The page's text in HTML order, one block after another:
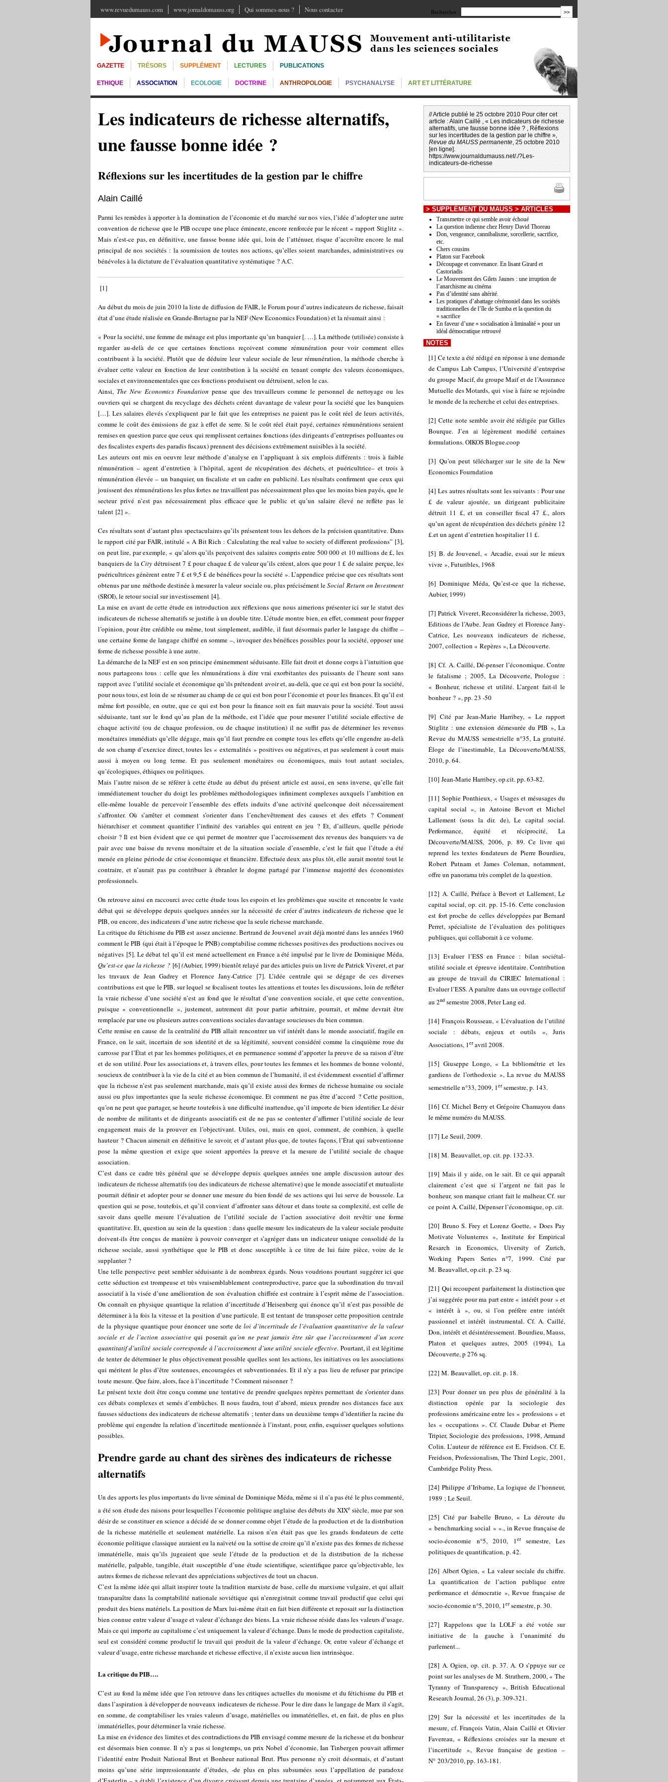
www.revuedumauss.com www.jornaldomauss.org Qui sommes-nous ? Nous contacter Rechercher :
GAZETTE TRÉSORS SUPPLÉMENT LECTURES PUBLICATIONS
ETHIQUE ASSOCIATION ECOLOGIE DOCTRINE ANTHROPOLOGIE PSYCHANALYSE ART ET LITTÉRATURE
Les indicateurs de richesse alternatifs,
une fausse bonne idée ?
Réflexions sur les incertitudes de la gestion par le chiffre
Alain Caillé
Parmi les remèdes à apporter à la domination de l’économie et du marché sur nos vies, l’idée d’adopter une autre
convention de richesse que le PIB occupe une place éminente, encore renforcée par le récent « rapport Stiglitz ».
Mais n’est-ce pas, en définitive, une fausse bonne idée qui, loin de l’atténuer, risque d’accroître encore le mal
principal de nos sociétés : la soumission de toutes nos actions, qu’elles soient marchandes, administratives ou
bénévoles à la dictature de l’évaluation quantitative systématique ? A.C.
[1]
Au début du mois de juin 2010 la liste de diffusion de FAIR, le Forum pour d’autres indicateurs de richesse, faisait
état d’une étude réalisée en Grande-Bretagne par la NEF (New Economics Foundation) et la résumait ainsi :
« Pour la société, une femme de ménage est plus importante qu’un banquier [. …]. La méthode (utilisée) consiste à
regarder au-delà de ce que certaines fonctions reçoivent comme rémunération pour voir comment elles
contribuent à la société. Plutôt que de déduire leur valeur sociale de leur rémunération, la méthode cherche à
évaluer cette valeur en fonction de leur contribution à la société en tenant compte des valeurs économiques,
sociales et environnementales que ces fonctions produisent ou détruisent, selon le cas.
Ainsi, The New Economics Foundation pense que des travailleurs comme le personnel de nettoyage ou les
ouvriers qui se chargent du recyclage des déchets créent davantage de valeur pour la société que les banquiers
[…]. Les salaires élevés s’expliquent par le fait que les entreprises ne paient pas le coût réel de leurs activités,
comme le coût des émissions de gaz à effet de serre. Si le coût réel était payé, certaines rémunérations seraient
remises en question parce que ceux qui remplissent certaines fonctions (des dirigeants d’entreprises polluantes ou
des fiscalistes experts des paradis fiscaux) prennent des décisions extrêmement nuisibles à la société.
Les auteurs ont mis en oeuvre leur méthode d’analyse en l’appliquant à six emplois différents : trois à faible
rémunération – agent d’entretien à l’hôpital, agent de récupération des déchets, et puéricultrice– et trois à
rémunération élevée – un banquier, un fiscaliste et un cadre en publicité. Les résultats confirment que ceux qui
jouissent des rémunérations les plus fortes ne travaillent pas nécessairement plus que les moins bien payés, que le
secteur privé n’est pas nécessairement plus efficace que le public et qu’un salaire élevé ne reflète pas le
talent [2] ».
Ces résultats sont d’autant plus spectaculaires qu’ils présentent tous les dehors de la précision quantitative. Dans
le rapport cité par FAIR, intitulé « A Bit Rich : Calculating the real value to society of different professions” [3],
on peut lire, par exemple, « qu’alors qu’ils perçoivent des salaires compris entre 500 000 et 10 millions de £, les
banquiers de laCity détruisent 7 £ pour chaque £ de valeur qu’ils créent, alors que pour 1 £ de salaire perçue, les
puéricultrices génèrent entre 7 £ et 9,5 £ de bénéfices pour la société ». L’appendice précise que ces résultats sont
obtenus par une méthode destinée à mesurer la valeur sociale ou, plus précisément leSocial Return on Investment
(SROI), le retour social sur investissement [4].
La mise en avant de cette étude en introduction aux réflexions que nous aimerions présenter ici sur le statut des
indicateurs de richesse alternatifs se justifie à un double titre. L’étude montre bien, en effet, comment pour frapper
l’opinion, pour être crédible ou même, tout simplement, audible, il faut désormais parler le langage du chiffre –
une certaine forme de langage chiffré en somme –, invoquer des bénéfices possibles pour la société, opposer une
forme de richesse possible à une autre.
La démarche de la NEF est en son principe éminemment séduisante. Elle fait droit et donne corps à l’intuition que
nous partageons tous : celle que les rémunérations à dire vrai exorbitantes des puissants de l’heure sont sans
rapport avec l’utilité sociale et économique qu’ils prétendent avoir et, au-delà, que ce qui est bon pour la société,
pour nous tous, est loin de se résumer au champ de ce qui est bon pour l’économie et pour les finances. Et qu’il est
même fort possible, en outre, que ce qui est bon pour la finance soit en fait mauvais pour la société. Tout aussi
séduisante, tant sur le fond qu’au plan de la méthode, est l’idée que pour mesurer l’utilité sociale effective de
chaque activité (ou de chaque profession, ou de chaque institution) il ne suffit pas de déterminer les revenus
monétaires immédiats qu’elle dégage, mais qu’il faut prendre en compte tous les effets qu’elle engendre au-delà
de son champ d’exercice direct, toutes les « externalités » positives ou négatives, et pas seulement à court mais
aussi à moyen ou long terme. Et pas seulement monétaires ou économiques, mais tout autant sociales,
qu’écologiques, éthiques ou politiques.
Mais l’autre raison de se référer à cette étude au début du présent article est aussi, en sens inverse, qu’elle fait
immédiatement toucher du doigt les problèmes méthodologiques infiniment complexes auxquels l’ambition en
elle-même louable de percevoir l’ensemble des effets induits d’une activité quelconque doit nécessairement
s’affronter. Où s’arrêter et comment s’orienter dans l’enchevêtrement des causes et des effets ? Comment
hiérarchiser et comment quantifier l’infinité des variables qui entrent en jeu ? Et, d’ailleurs, quelle période
choisir ? Il est bien évident que ce qui permet de montrer que l’accroissement des revenus des banquiers va de
pair avec une baisse du revenu monétaire et de la situation sociale d’ensemble, c’est le fait que l’étude a été
menée en pleine période de crise économique et financière. Effectuée deux ans plus tôt, elle aurait montré tout le
contraire, et n’aurait pas pu contribuer à ébranler le dogme partagé par l’immense majorité des économistes
professionnels.
On retrouve ainsi en raccourci avec cette étude tous les espoirs et les problèmes que suscite et rencontre le vaste
débat qui se développe depuis quelques années sur la nécessité de créer d’autres indicateurs de richesse que le
PIB, ou encore, des indicateurs d’une autre richesse que la seule richesse marchande.
La critique du fétichisme du PIB est assez ancienne. Bertrand de Jouvenel avait déjà montré dans les années 1960
comment le PIB (qui était à l’époque le PNB) comptabilise comme richesses positives des productions nocives ou
négatives [5]. Le débat tel qu’il est mené actuellement en France a été impulsé par le livre de Dominique Méda,
Qu’est-ce que la richesse ? [6](Aubier, 1999) bientôt relayé par des articles puis un livre de Patrick Viveret, et par
les travaux de Jean Gadrey et Florence Jany-Catrice[7]. L’idée centrale qui se dégage de ces diverses
contributions est que le PIB, sur lequel se focalisent toutes les attentions et toutes les discussions, loin de refléter
la vraie richesse d’une société n’est au fond que le résultat d’une convention sociale, et que cette convention,
puisque « conventionnelle », justement, autrement dit pour partie arbitraire, pourrait, et même devrait être
remplacée par une ou plusieurs autres conventions sociales davantage soucieuses du bien commun.
Cette remise en cause de la centralité du PIB allait rencontrer un vif intérêt dans le monde associatif, fragile en
France, on le sait, incertain de son identité et de sa légitimité, souvent considéré comme la cinquième roue du
carrosse par l’État et par les hommes politiques, et en permanence sommé d’apporter la preuve de sa raison d’être
et de son utilité. Pour les associations et, à travers elles, pour toutes les femmes et les hommes de bonne volonté,
soucieux de contribuer à la vie de la cité et au bien commun de l’humanité, il est évidemment essentiel d’affirmer
que la richesse n’est pas seulement marchande, mais qu’il existe aussi des formes de richesse humaine ou sociale
aussi ou plus importantes que la seule richesse économique. Et comment ne pas être d’accord ? Cette position,
qu’on ne peut que partager, se heurte toutefois à une difficulté inattendue, qu’il importe de bien identifier. Le désir
de nombre de militants et de dirigeants associatifs est de ne pas se contenter d’affirmer l’utilité sociale de leur
engagement mais de la prouver en l’objectivant. Utiles, oui, mais en quoi, comment, de combien, à quelle
hauteur ? Chacun aimerait en définitive le savoir, et d’autant plus que, de toutes façons, l’État qui subventionne
pose la même question et exige que soient apportées la preuve et la mesure de l’utilité sociale de chaque
association.
C’est dans ce cadre très général que se développe depuis quelques années une ample discussion autour des
indicateurs de richesse alternatifs (ou des indicateurs de richesse alternative) que le monde associatif et mutualiste
pourrait définir et adopter pour se donner une mesure du bien fondé de ses actions qui lui serve de boussole. La
question qui se pose, toutefois, et qu’il convient d’affronter sans détour et dans toute sa complexité, est celle de
savoir dans quelle mesure l’évaluation de l’utilité sociale de l’action associative doit revêtir une forme
quantitative. Et, question au sein de la question : dans quelle mesure les indicateurs de la valeur sociale produite
doivent-ils être conçus de manière à pouvoir converger et s’agréger dans un indicateur unique consolidé de la
richesse sociale, aussi synthétique que le PIB et donc susceptible à ce titre de lui faire pièce, voire de le
supplanter ?
Une telle perspective peut sembler séduisante à de nombreux égards. Nous voudrions pourtant suggérer ici que
cette séduction est trompeuse et très vraisemblablement contreproductive, parce que la subordination du travail
associatif à la visée d’une amélioration de son évaluation chiffrée est contraire à l’esprit même de l’association.
On connaît en physique quantique la relation d’incertitude d’Heisenberg qui énonce qu’il n’est pas possible de
déterminer à la fois la vitesse et la position d’une particule. Il est tentant de transposer cette proposition centrale
de la physique quantique pour énoncer une sorte deloi d’incertitude de l’évaluation quantitative de la valeur
sociale et de l’action associativequi poseraitqu’on ne peut jamais être sûr que l’accroissement d’un score
quantitatif d’utilité sociale corresponde à l’accroissement d’une utilité sociale effective. Pourtant, il est légitime
de tenter de déterminer le plus objectivement possible quelles sont les actions, les initiatives ou les associations
qui méritent le plus d’être soutenues, encouragées et subventionnées. Et il n’y a pas lieu de refuser par principe
toute mesure. Que faire, alors, face à l’incertitude ? Comment raisonner ?
Le présent texte doit être conçu comme une tentative de prendre quelques repères permettant de s’orienter dans
ces débats complexes et semés d’embûches. Il nous faudra, tout d’abord, mieux prendre nos distances face aux
fausses séductions des indicateurs de richesse alternatifs ; tenter dans un deuxième temps d’identifier la racine du
problème qui engendre la relation d’incertitude mentionnée à l’instant, pour, enfin, esquisser quelques solutions
possibles.
Prendre garde au chant des sirènes des indicateurs de richesse
alternatifs
Un des apports les plus importants du livre séminal de Dominique Méda, même si il n’a pas été le plus commenté,
a été son étude des raisons pour lesquelles l’économie politique anglaise des débuts du XIXe siècle, mue par son
désir de se constituer en science a décidé de se donner comme objet l’étude de la production et de la distribution
de la richesse matérielle et seulement matérielle. La raison n’en était pas que les grands fondateurs de cette
économie politique classique auraient eu la naïveté ou la sottise de croire qu’il n’existe pas des formes de richesse
immatérielle, mais qu’ils jugeaient que seule l’étude de la production et de la distribution de la richesse
matérielle, palpable, tangible, était susceptible d’une étude scientifique, scientifique parce qu’objectivable, les
autres formes de richesse relevant des appréciations subjectives de tout un chacun.
C’est la même idée qui allait inspirer toute la tradition marxiste de base, celle du marxisme vulgaire, et qui allait
transparaître dans la comptabilité nationale soviétique qui n’enregistrait comme travail productif que celui qui
produit des biens matériels. La position de Marx lui-même était en fait bien différente et reposait sur la distinction
bien connue entre valeur d’usage et valeur d’échange des biens. La vraie richesse réside dans les valeurs d’usage.
Mais ce qui importe au capitalisme c’est uniquement la valeur d’échange. Dans le mode de production capitaliste,
seul est considéré comme productif le travail qui produit de la valeur d’échange. Or, entre valeur d’échange et
valeur d’usage, entre richesse marchande et richesse effective, il n’existe aucun lien intrinsèque.
La critique du PIB….
C’est au fond la même idée que l’on retrouve dans les critiques actuelles du monisme et du fétichisme du PIB et
dans l’aspiration à développer de nouveaux indicateurs de richesse. Pour le dire dans le langage de Marx il s’agit,
en somme, de comptabiliser les vraies valeurs d’usage, matérielles ou immatérielles, et, en fait, de plus en plus
immatérielles, pour déterminer la vraie richesse.
La mise en évidence des limites et des contradictions du PIB envisagé comme mesure de la richesse et du bonheur
est désormais bien connue. Il n’y a pas si longtemps, un prix Nobel d’économie, Ian Tinbergen pouvait affirmer
l’identité entre Produit National Brut et Bonheur national Brut. Plus personne n’y croit désormais, et d’autant
moins qu’une série impressionnante d’études, -de plus en plus subsumées sous l’appellation de paradoxe
// Article publié le 25 octobre 2010 Pour citer cet
article :Alain Caillé , « Les indicateurs de richesse
alternatifs, une fausse bonne idée ? , Réflexions
sur les incertitudes de la gestion par le chiffre »,
Revue du MAUSS permanente, 25 octobre 2010
[en ligne].
https://www.journaldumauss.net/./?Les-
indicateurs-de-richesse
> SUPPLÉMENT DU MAUSS > ARTICLES
Transmettre ce qui semble avoir échoué
La question indienne chez Henry David Thoreau
Don, vengeance, cannibalisme, sorcellerie, sacrifice,
etc.
Chers cousins
Platon sur Facebook
Découpage et convenance. En lisant Girard et
Castoriadis
Le Mouvement des Gilets Jaunes : une irruption de
l’anarchisme au cinéma
Pas d’identité sans altérité.
Les pratiques d’abattage cérémoniel dans les sociétés
traditionnelles de l’île de Sumba et la question du
« sacrifice
En faveur d’une « socialisation à liminalité » pour un
idéal démocratique retrouvé
NOTES
[1]Ce texte a été rédigé en réponse à une demande
de Campus Lab Campus, l’Université d’entreprise
du groupe Macif, du groupe Maif et de l’Assurance
Mutuelle des Motards, qui vise à faire se rejoindre
le monde de la recherche et celui des entreprises.
[2]Cette note semble avoir été rédigée par Gilles
Bourque. J’en ai légèrement modifié certaines
formulations. OIKOS Blogue.coop
[3] Qu’on peut télécharger sur le site de la New
Economics Fourndation
[4]Les autres résultats sont les suivants : Pour une
£ de valeur ajoutée, un dirigeant publicitaire
détruit 11 £, et un conseiller fiscal 47 £., alors
qu’un agent de récupération des déchets génère 12
£.et un agent d’entretien hospitalier 11 £.
[5] B. de Jouvenel, « Arcadie, essai sur le mieux
vivre », Futuribles, 1968
[6]Dominique Méda, Qu’est-ce que la richesse,
Aubier, 1999)
[7]Patrick Viveret, Reconsidérer la richesse, 2003,
Editions de l’Aube. Jean Gadrey et Florence Jany-
Catrice, Les nouveaux indicateurs de richesse,
2007, collection « Repères », La Découverte.
[8]Cf. A. Caillé, Dé-penser l’économique. Contre
le fatalisme ; 2005, La Découverte, Prologue :
« Bonheur, richesse et utilité. L’argent fait-il le
bonheur ? », pp. 23 -50
[9] Cité par Jean-Marie Harribey, « Le rapport
Stiglitz : une extension démesurée du PIB », La
Revue du MAUSS semestrielle n°35, La gratuité.
Éloge de l’inestimable, La Découverte/MAUSS,
2010, p. 64.
[10] Jean-Marie Harribey, op.cit. pp. 63-82.
[11] Sophie Ponthieux, « Usages et mésusages du
capital social », in Antoine Bevort et Michel
Lallement (sous la dir. de), Le capital social.
Performance, équité et réciprocité, La
Découverte/MAUSS, 2006, p. 89. Ce livre qui
reprend les textes fondateurs de Pierre Bourdieu,
Robert Putnam et James Coleman, notamment,
offre un panorama très complet de la question.
[12] A. Caillé, Préface à Bevort et Lallement, Le
capital social, op. cit. pp. 15-16. Cette conclusion
est fort proche de celles développées par Bernard
Perret, spécialiste de l’évaluation des politiques
publiques, qui collaborait à ce volume.
[13]Evaluer l’ESS en France : bilan sociétal-
utilité sociale et épreuve identitaire. Contribution
au groupe de travail du CIRIEC International :
Evaluer l’ESS. A paraître dans un ouvrage collectif
au 2nd semestre 2008, Peter Lang ed.
[14] François Rousseau, « L’évaluation de l’utilité
sociale : débats, enjeux et outils », Juris
Associations, 1eravril 2008.
[15] Giuseppe Longo, « La bibliométrie et les
gardiens de l’orthodoxie », La revue du MAUSS
semestrielle n°33, 2009, 1ersemestre, p. 143.
[16] Cf. Michel Berry et Grégoire Chamayou dans
le même numéro du MAUSS.
[17] Le Seuil, 2009.
[18] M. Beauvallet, op. cit. pp. 132-33.
[19] Mais il y aide, on le sait. Et ce qui apparaît
clairement c’est que si l’argent ne fait pas le
bonheur, son manque criant fait le malheur. Cf. sur
ce point A. Caillé, Dépenser l’économique, op. cit.
[20] Bruno S. Frey et Lorenz Goette, « Does Pay
Motivate Volunterres », Institute for Empirical
Resarch in Economics, Uiversity of Zurich,
Working Papers Series n°7, 1999. Cité par
M. Beauvallet, op.cit. p. 23 sq.
[21] Qui recoupent parfaitement la distinction que
j’ai suggérée pour ma part entre « intérêt pour » et
« intérêt à », ou, si l’on préfère entre intérêt
passionnel et intérêt instrumental. Cf. A. Caillé,
Don, intérêt et désintéressement. Bourdieu, Mauss,
Platon et quelques autres, 2005 (1994), La
Découverte, p 276 sq.
[22] M. Beauvallet, op. cit. p. 18.
[23]Pour donner un peu plus de généralité à la
distinction opérée par la sociologie des
professions américaine entre les « professions » et
les « occupations ». Cf. Claude Dubar et Pierre
Tripier, Sociologie des professions, 1998, Armand
Colin. L’auteur de référence est E. Freidson. Cf. E.
Freidson, Professionalism, The Third Logic, 2001,
Cambridge Polity Press.
[24]Philippe d’Iribarne, La logique de l’honneur,
1989 ; Le Seuil.
[25] Cité par Isabelle Bruno, « La déroute du
« benchmarking social » »., in Revue française de
socio-économie n°5, 2010, 1ersemestre, Les
politiques de quantification, p. 42.
[26] Albert Ogien, « La valeur sociale du chiffre.
La quantification de l’action publique entre
performance et démocratie », Revue française de
socio-économie n°5, 2010, 1ersemestre, p. 30.
[27] Rappelons que la LOLF a été votée sur
initiative de la gauche à l’unanimité du
parlement...
[28] A. Ogien, op. cit. p. 37. A. O s’ppuye sur ce
point sur les analyses de M. Strathern, 2000, « The
Tyranny of Transparency », British Educational
Research Journal, 26 (3), p. 309-321.
[29] Sur la nécessité et les incertitudes de la
mesure, cf. François Vatin, Alain Caillé et Olivier
Favereau, « Réflexions croisées sur la mesure et
l’incertitude », Revue française de gestion –
N° 203/2010, pp. 163-181.